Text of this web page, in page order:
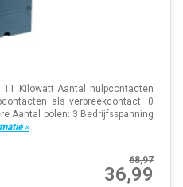
11 Kilowatt Aantal hulpcontacten
als verbreekcontact: 0
Aantal polen: 3 Bedrijfsspanning
»
68,97
36,99